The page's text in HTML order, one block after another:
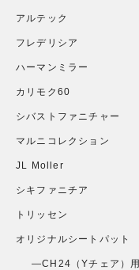
アルテック
フレデリシア
ハーマンミラー
カリモク60
シバストファニチャー
マルニコレクション
JL Moller
シキファニチア
トリッセン
オリジナルシートパット
CH24（Yチェア）用